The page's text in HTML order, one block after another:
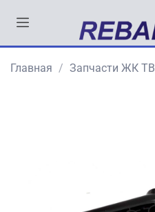
Главная Запчасти ЖК ТВ